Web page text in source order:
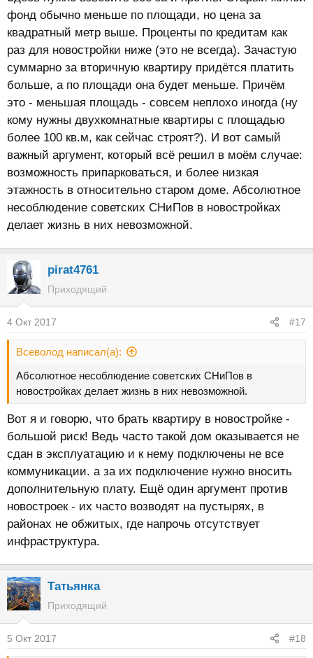
фонд обычно меньше по площади, но цена за
квадратный метр выше. Проценты по кредитам как
раз для новостройки ниже (это не всегда). Зачастую
суммарно за вторичную квартиру придётся платить
больше, а по площади она будет меньше. Причём
это - меньшая площадь - совсем неплохо иногда (ну
кому нужны двухкомнатные квартиры с площадью
более 100 кв.м, как сейчас строят?). И вот самый
важный аргумент, который всё решил в моём случае:
возможность припарковаться, и более низкая
этажность в относительно старом доме. Абсолютное
несоблюдение советских СНиПов в новостройках
делает жизнь в них невозможной.
pirat4761
Приходящий
4 Окт 2017 #17
Всеволод написал(а):
Абсолютное несоблюдение советских СНиПов в
новостройках делает жизнь в них невозможной.
Вот я и говорю, что брать квартиру в новостройке -
большой риск! Ведь часто такой дом оказывается не
сдан в эксплуатацию и к нему подключены не все
коммуникации. а за их подключение нужно вносить
дополнительную плату. Ещё один аргумент против
новостроек - их часто возводят на пустырях, в
районах не обжитых, где напрочь отсутствует
инфраструктура.
Татьянка
Приходящий
5 Окт 2017 #18